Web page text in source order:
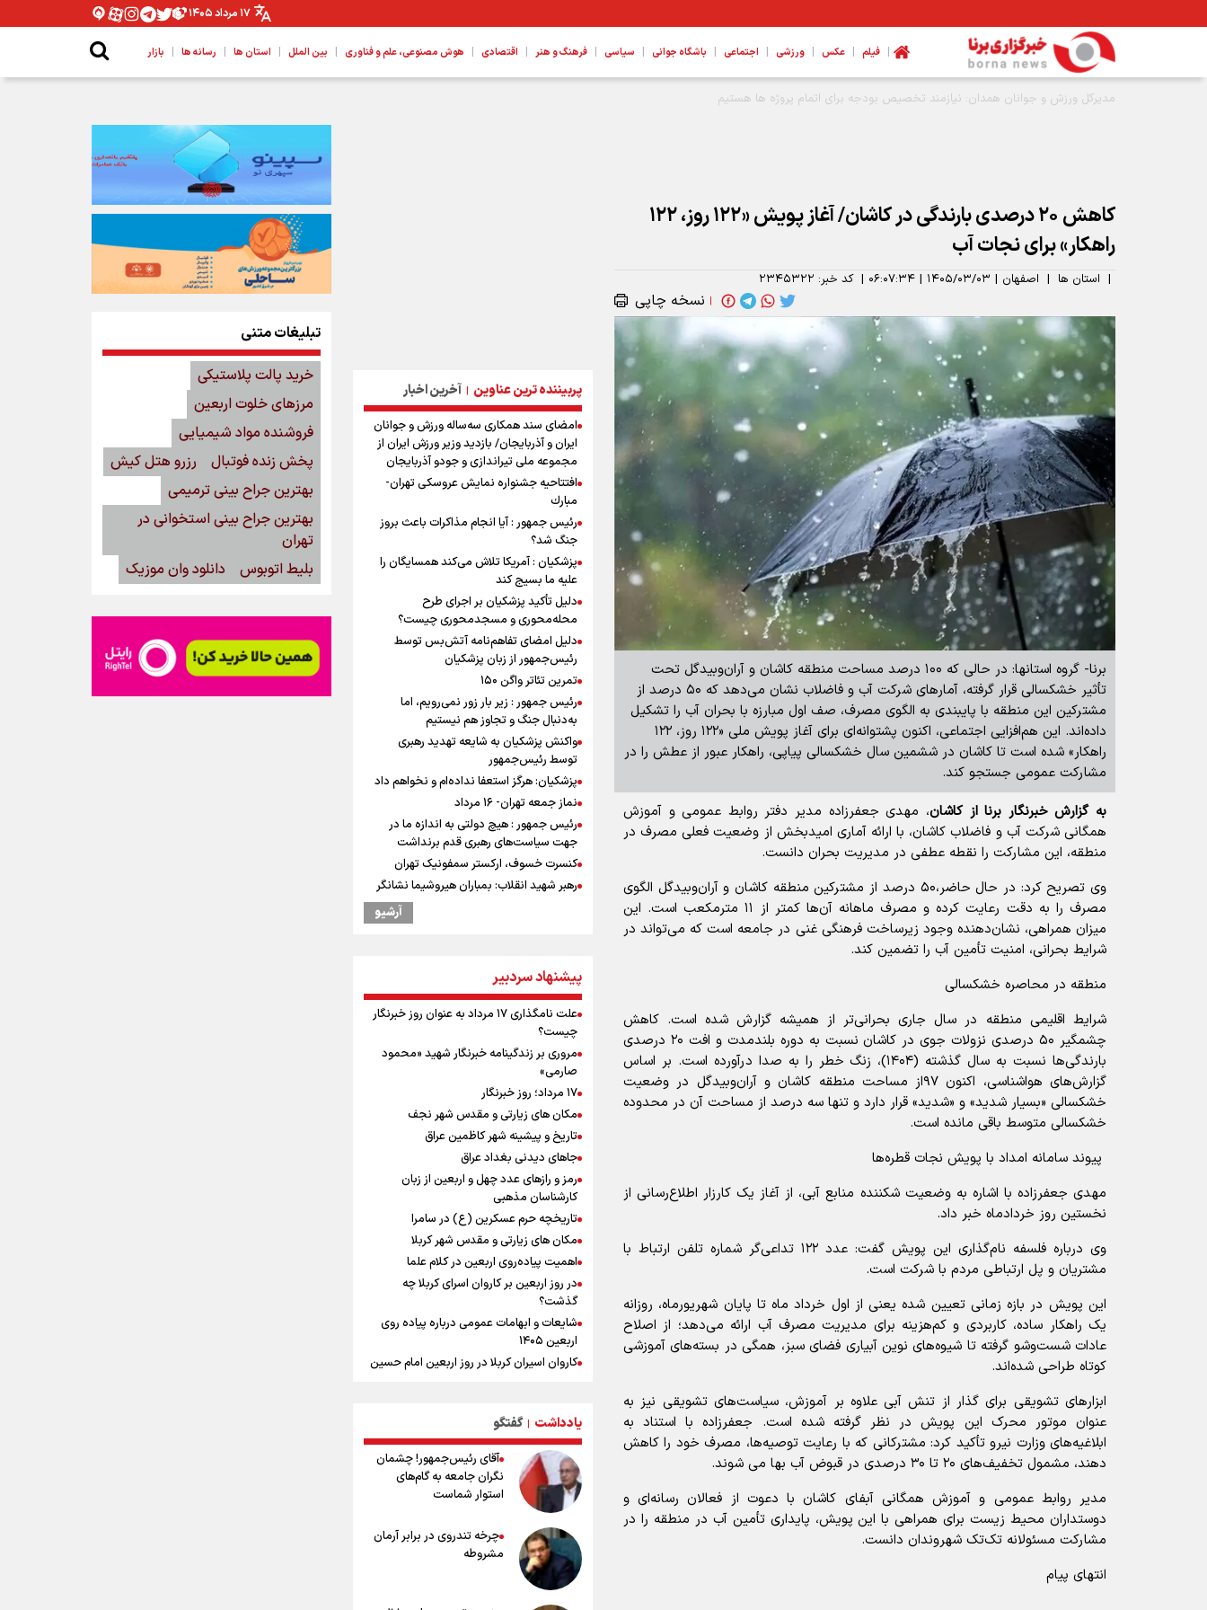
۱۷ مرداد ۱۴۰۵
| فیلم | عکس | ورزشی | اجتماعی | باشگاه جوانی | سیاسی | فرهنگ و هنر | اقتصادی | هوش مصنوعی، علم و فناوری | بین الملل | استان ها | رسانه ها | بازار
بازدید استاندار چهارمحال و بختیاری از فروشگاه کارآفن؛ گامی بلند در جهت حمایت از مهارت‌ آموختگان
کاهش ۲۰ درصدی بارندگی در کاشان/ آغاز پویش «۱۲۲ روز، ۱۲۲
راهکار» برای نجات آب
| استان ها | اصفهان | ۱۴۰۵/۰۳/۰۳ | ۰۶:۰۷:۳۴ | کد خبر: ۲۳۴۵۳۲۲
| نسخه چاپی
برنا- گروه استانها: در حالی که ۱۰۰ درصد مساحت منطقه کاشان و آران‌وبیدگل تحت
تأثیر خشکسالی قرار گرفته، آمارهای شرکت آب و فاضلاب نشان می‌دهد که ۵۰ درصد از
مشترکین این منطقه با پایبندی به الگوی مصرف، صف اول مبارزه با بحران آب را تشکیل
داده‌اند. این هم‌افزایی اجتماعی، اکنون پشتوانه‌ای برای آغاز پویش ملی «۱۲۲ روز، ۱۲۲
راهکار» شده است تا کاشان در ششمین سال خشکسالی پیاپی، راهکار عبور از عطش را در
مشارکت عمومی جستجو کند.
به گزارش خبرنگار برنا از کاشان، مهدی جعفرزاده مدیر دفتر روابط عمومی و آموزش
همگانی شرکت آب و فاضلاب کاشان، با ارائه آماری امیدبخش از وضعیت فعلی مصرف در
منطقه، این مشارکت را نقطه عطفی در مدیریت بحران دانست.
وی تصریح کرد: در حال حاضر،۵۰ درصد از مشترکین منطقه کاشان و آران‌وبیدگل الگوی
مصرف را به دقت رعایت کرده و مصرف ماهانه آن‌ها کمتر از ۱۱ مترمکعب است. این
میزان همراهی، نشان‌دهنده وجود زیرساخت فرهنگی غنی در جامعه است که می‌تواند در
شرایط بحرانی، امنیت تأمین آب را تضمین کند.
منطقه در محاصره خشکسالی
شرایط اقلیمی منطقه در سال جاری بحرانی‌تر از همیشه گزارش شده است. کاهش
چشمگیر ۵۰ درصدی نزولات جوی در کاشان نسبت به دوره بلندمدت و افت ۲۰ درصدی
بارندگی‌ها نسبت به سال گذشته (۱۴۰۴)، زنگ خطر را به صدا درآورده است. بر اساس
گزارش‌های هواشناسی، اکنون ۹۷از مساحت منطقه کاشان و آران‌وبیدگل در وضعیت
خشکسالی «بسیار شدید» و «شدید» قرار دارد و تنها سه درصد از مساحت آن در محدوده
خشکسالی متوسط باقی مانده است.
پیوند سامانه امداد با پویش نجات قطره‌ها
مهدی جعفرزاده با اشاره به وضعیت شکننده منابع آبی، از آغاز یک کارزار اطلاع‌رسانی از
نخستین روز خردادماه خبر داد.
وی درباره فلسفه نام‌گذاری این پویش گفت: عدد ۱۲۲ تداعی‌گر شماره تلفن ارتباط با
مشتریان و پل ارتباطی مردم با شرکت است.
این پویش در بازه زمانی تعیین‌ شده یعنی از اول خرداد ماه تا پایان شهریورماه، روزانه
یک راهکار ساده، کاربردی و کم‌هزینه برای مدیریت مصرف آب ارائه می‌دهد؛ از اصلاح
عادات شست‌وشو گرفته تا شیوه‌های نوین آبیاری فضای سبز، همگی در بسته‌های آموزشی
کوتاه طراحی شده‌اند.
ابزارهای تشویقی برای گذار از تنش آبی علاوه بر آموزش، سیاست‌های تشویقی نیز به
عنوان موتور محرک این پویش در نظر گرفته شده است. جعفرزاده با استناد به
ابلاغیه‌های وزارت نیرو تأکید کرد: مشترکانی که با رعایت توصیه‌ها، مصرف خود را کاهش
دهند، مشمول تخفیف‌های ۲۰ تا ۳۰ درصدی در قبوض آب‌ بها می شوند.
مدیر روابط عمومی و آموزش همگانی آبفای کاشان با دعوت از فعالان رسانه‌ای و
دوستداران محیط زیست برای همراهی با این پویش، پایداری تأمین آب در منطقه را در
مشارکت مسئولانه تک‌تک شهروندان دانست.
انتهای پیام
پربیننده ترین عناوین | آخرین اخبار
امضای سند همکاری سه‌ساله ورزش و جوانان
ایران و آذربایجان/ بازدید وزیر ورزش ایران از
مجموعه ملی تیراندازی و جودو آذربایجان
افتتاحیه جشنواره نمايش عروسكى تهران-
مبارك
رئیس جمهور : آیا انجام مذاکرات باعث بروز
جنگ شد؟
پزشکیان : آمریکا تلاش می‌کند همسایگان را
علیه ما بسیج کند
دلیل تأکید پزشکیان بر اجرای طرح
محله‌محوری و مسجدمحوری چیست؟
دلیل امضای تفاهم‌نامه آتش‌بس توسط
رئیس‌جمهور از زبان پزشکیان
تمرین تئاتر واگن ۱۵۰
رئیس جمهور : زیر بار زور نمی‌رویم، اما
به‌دنبال جنگ و تجاوز هم نیستیم
واکنش پزشکیان به شایعه تهدید رهبری
توسط رئیس‌جمهور
پزشکیان: هرگز استعفا نداده‌ام و نخواهم داد
نماز جمعه تهران- ۱۶ مرداد
رئیس جمهور : هیچ دولتی به اندازه ما در
جهت سیاست‌های رهبری قدم برنداشت
کنسرت خسوف، ارکستر سمفونیک تهران
رهبر شهید انقلاب: بمباران هیروشیما نشانگر
ترامپ انگشت تهدید را به سمت سوئیس
پالایشگاه نفت اسلواکی منفجر شد
میان صعود و سقوط
وزیر ورزش و جوانان ایران از مرکز ملی جودوی
جمهوری آذربایجان بازدید کرد
موسی جنپو، بازیکن فصل گذشته استقلال به
پانتولیکوس یونان پیوست
بازدید وزیر ورزش ایران از مجموعه ملی
تیراندازی باکو یکی از مجهزترین مراکز
تیراندازی منطقه
افزایش تعداد قربانیان تیراندازی در مدرسه
تایلندی
ورزشکاران سنگنوردی
یمن، ایستاده در برابر تحریم و تجاوز
کیلوگرم : امیدوارم با خوشرنگ‌ترین مدال‌ها به
ایران برگردیم
آرشیو
پیشنهاد سردبیر
علت نامگذاری ۱۷ مرداد به عنوان روز خبرنگار
چیست؟
مروری بر زندگینامه خبرنگار شهید «محمود
صارمی»
۱۷ مرداد؛ روز خبرنگار
مکان های زیارتی و مقدس شهر نجف
تاریخ و پیشینه شهر کاظمین عراق
جاهای دیدنی بغداد عراق
رمز و رازهای عدد چهل و اربعین از زبان
کارشناسان مذهبی
تاریخچه حرم عسکرین (ع) در سامرا
مکان های زیارتی و مقدس شهر کربلا
اهمیت پیاده‌روی اربعین در کلام علما
در روز اربعین بر کاروان اسرای کربلا چه
گذشت؟
شایعات و ابهامات عمومی درباره پیاده روی
اربعین ۱۴۰۵
کاروان اسیران کربلا در روز اربعین امام حسین
زیارت اربعین
وجه تسمیه و علت نامگذاری شهر کاظمین
وجه تسمیه و علت نامگذاری شهر نجف
راهنمای کامل درباره مسیر پیاده روی اربعین
از طریق العلماء
وجه تسمیه و علت نامگذاری شهر سامرا
وجه تسمیه و علت نامگذاری شهر کربلا
بهترین موکب‌های ایرانی در پیاده روی اربعین
۱۴۰۵
یادداشت | گفتگو
آقای رئیس‌جمهور! چشمان
نگران جامعه به گام‌های
استوار شماست
چرخه تندروی در برابر آرمان
مشروطه
تبلیغات متنی
خرید پالت پلاستیکی
مرزهای خلوت اربعین
فروشنده مواد شیمیایی
پخش زنده فوتبال
رزرو هتل کیش
بهترین جراح بینی ترمیمی
بهترین جراح بینی استخوانی در
تهران
بلیط اتوبوس
دانلود وان موزیک